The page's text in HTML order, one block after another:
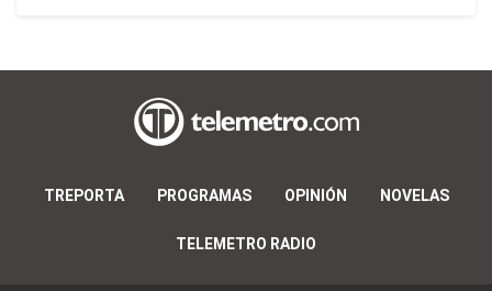
TREPORTA PROGRAMAS OPINIÓN NOVELAS
TELEMETRO RADIO